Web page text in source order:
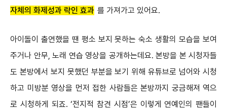
자체의 화제성과 락인 효과 를 가져가고 있어요.
아이돌이 출연했을 땐 평소 보지 못하는 숙소 생활의 모습을 보여
주거나 안무, 노래 연습 영상을 공개하는데요. 본방을 본 시청자들
도 본방에서 보지 못했던 부분을 보기 위해 유튜브로 넘어와 시청
하고 미방분 영상을 먼저 접한 사람들은 본방까지 궁금해져 역으
로 시청하게 되죠. ‘전지적 참견 시점’은 이렇게 연예인의 팬들이